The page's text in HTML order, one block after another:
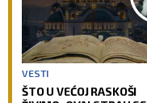
VESTI
ŠTO U VEĆOJ RASKOŠI